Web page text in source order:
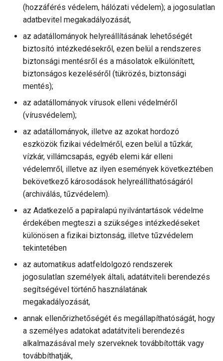
(hozzáférés védelem, hálózati védelem); a jogosulatlan
adatbevitel megakadályozását,
az adatállományok helyreállításának lehetőségét
biztosító intézkedésekről, ezen belül a rendszeres
biztonsági mentésről és a másolatok elkülönített,
biztonságos kezeléséről (tükrözés, biztonsági
mentés);
az adatállományok vírusok elleni védelméről
(vírusvédelem);
az adatállományok, illetve az azokat hordozó
eszközök fizikai védelméről, ezen belül a tűzkár,
vízkár, villámcsapás, egyéb elemi kár elleni
védelemről, illetve az ilyen események következtében
bekövetkező károsodások helyreállíthatóságáról
(archiválás, tűzvédelem).
az Adatkezelő a papíralapú nyilvántartások védelme
érdekében megteszi a szükséges intézkedéseket
különösen a fizikai biztonság, illetve tűzvédelem
tekintetében
az automatikus adatfeldolgozó rendszerek
jogosulatlan személyek általi, adatátviteli berendezés
segítségével történő használatának
megakadályozását,
annak ellenőrizhetőségét és megállapíthatóságát, hogy
a személyes adatokat adatátviteli berendezés
alkalmazásával mely szerveknek továbbították vagy
továbbíthatják,